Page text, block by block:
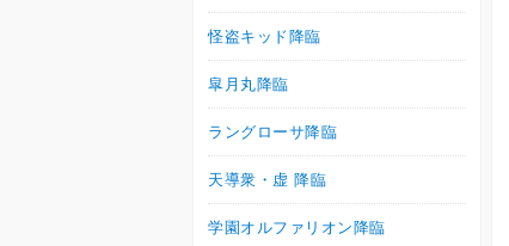
怪盗キッド降臨
皐月丸降臨
ラングローサ降臨
天導衆・虚 降臨
学園オルファリオン降臨